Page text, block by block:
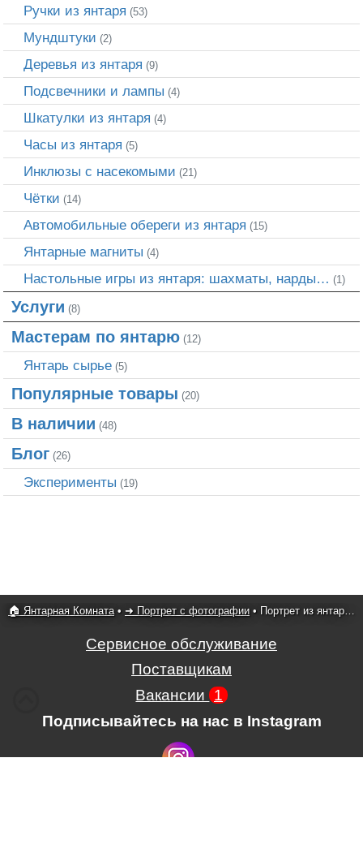
Ручки из янтаря (53)
Мундштуки (2)
Деревья из янтаря (9)
Подсвечники и лампы (4)
Шкатулки из янтаря (4)
Часы из янтаря (5)
Инклюзы с насекомыми (21)
Чётки (14)
Автомобильные обереги из янтаря (15)
Янтарные магниты (4)
Настольные игры из янтаря: шахматы, нарды… (1)
Услуги (8)
Мастерам по янтарю (12)
Янтарь сырье (5)
Популярные товары (20)
В наличии (48)
Блог (26)
Эксперименты (19)
🏠 Янтарная Комната• ➜ Портрет c фотографии • Портрет из янтаря свадьба 06
Сервисное обслуживание
Поставщикам
Вакансии 1
Подписывайтесь на нас в Instagram